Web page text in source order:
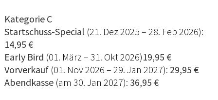
Kategorie C
Startschuss-Special (21. Dez 2025 – 28. Feb 2026):
14,95 €
Early Bird (01. März – 31. Okt 2026)19,95 €
Vorverkauf (01. Nov 2026 – 29. Jan 2027): 29,95 €
Abendkasse (am 30. Jan 2027): 36,95 €